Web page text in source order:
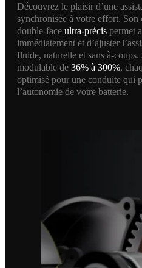
Découvrez le plaisir d’une
synchronisée à votre effort. Son
double-face ultra-précis permet
immédiatement et d’ajuster
fluide, naturelle et sans à-coups.
modulable de 36% à 300%,
optimisé pour une conduite qui
l’autonomie de votre batterie.